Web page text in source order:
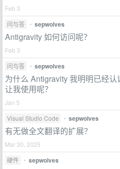
Feb 3
问与答
• sepwolves
Antigravity 如何访问呢？
Feb 3
问与答
• sepwolves
为什么 Antigravity 我明明已经
让我使用呢？
Jan 5
Visual Studio Code
• sepwolves
有无做全文翻译的扩展？
Mar 30, 2025
硬件
• sepwolves